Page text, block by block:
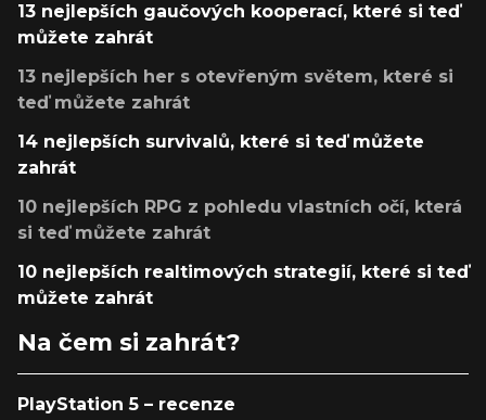
13 nejlepších gaučových kooperací, které si teď
můžete zahrát
13 nejlepších her s otevřeným světem, které si
teď můžete zahrát
14 nejlepších survivalů, které si teď můžete
zahrát
10 nejlepších RPG z pohledu vlastních očí, která
si teď můžete zahrát
10 nejlepších realtimových strategií, které si teď
můžete zahrát
Na čem si zahrát?
PlayStation 5 – recenze